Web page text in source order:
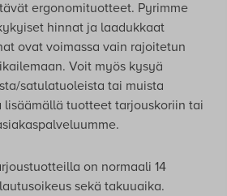
ergonomituotteet. Pyrimme
hinnat ja laadukkaat
ovat voimassa vain rajoitetun
Voit myös kysyä
satulatuoleista tai muista
tuotteet tarjouskoriin tai
on normaali 14
sekä takuuaika.